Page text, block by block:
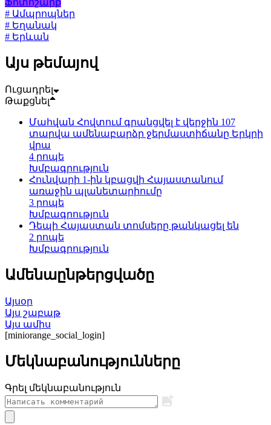
Ֆոտոշարք
# Ամպրոպներ
# Եղանակ
# Երևան
Այս թեմայով
Ուցադրել
Թաքցնել
Մահվան Հովտում գրանցվել է վերջին 107
տարվա ամենաբարձր ջերմաստիճանը Երկրի
վրա
4 րոպե
Խմբագրություն
Հունվարի 1-ին կբացվի Հայաստանում
առաջին պլանետարիումը
3 րոպե
Խմբագրություն
Դեպի Հայաստան տոմսերը թանկացել են
2 րոպե
Խմբագրություն
Ամենաընթերցվածը
Այսօր
Այս շաբաթ
Այս ամիս
[miniorange_social_login]
Մեկնաբանությունները
Գրել մեկնաբանություն